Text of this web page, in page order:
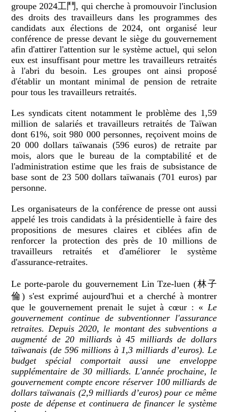
groupe 2024工鬥, qui cherche à promouvoir l'inclusion
des droits des travailleurs dans les programmes des
candidats aux élections de 2024, ont organisé leur
conférence de presse devant le siège du gouvernement
afin d'attirer l'attention sur le système actuel, qui selon
eux est insuffisant pour mettre les travailleurs retraités
à l'abri du besoin. Les groupes ont ainsi proposé
d'établir un montant minimal de pension de retraite
pour tous les travailleurs retraités.
Les syndicats citent notamment le problème des 1,59
million de salariés et travailleurs retraités de Taïwan
dont 61%, soit 980 000 personnes, reçoivent moins de
20 000 dollars taïwanais (596 euros) de retraite par
mois, alors que le bureau de la comptabilité et de
l'administration estime que les frais de subsistance de
base sont de 23 500 dollars taïwanais (701 euros) par
personne.
Les organisateurs de la conférence de presse ont aussi
appelé les trois candidats à la présidentielle à faire des
propositions de mesures claires et ciblées afin de
renforcer la protection des près de 10 millions de
travailleurs retraités et d'améliorer le système
d'assurance-retraites.
Le porte-parole du gouvernement Lin Tze-luen (林子
倫) s'est exprimé aujourd'hui et a cherché à montrer
que le gouvernement prenait le sujet à cœur : « Le
gouvernement continue de subventionner l'assurance
retraites. Depuis 2020, le montant des subventions a
augmenté de 20 milliards à 45 milliards de dollars
taïwanais (de 596 millions à 1,3 milliards d’euros). Le
budget spécial comportait aussi une enveloppe
supplémentaire de 30 milliards. L'année prochaine, le
gouvernement compte encore réserver 100 milliards de
dollars taïwanais (2,9 milliards d’euros) pour ce même
poste de dépense et continuera de financer le système